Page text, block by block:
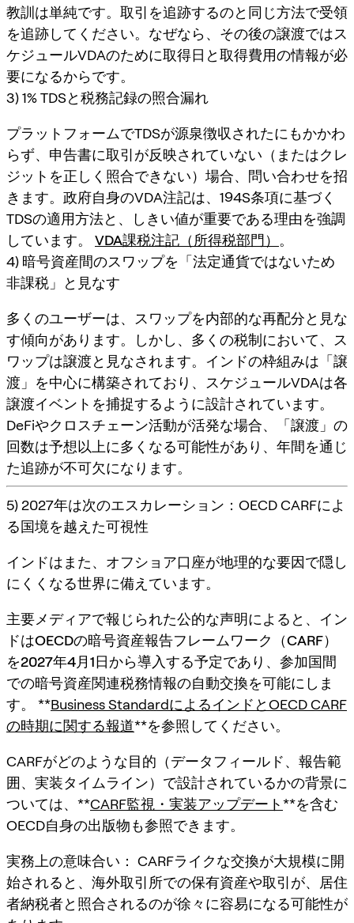
教訓は単純です。 取引を追跡するのと同じ方法で受領
を追跡してください。なぜなら、その後の譲渡ではス
ケジュールVDAのために取得日と取得費用の情報が必
要になるからです。
3) 1% TDSと税務記録の照合漏れ
プラットフォームでTDSが源泉徴収されたにもかかわ
らず、申告書に取引が反映されていない（またはクレ
ジットを正しく照合できない）場合、問い合わせを招
きます。政府自身のVDA注記は、194S条項に基づく
TDSの適用方法と、しきい値が重要である理由を強調
しています。 VDA課税注記（所得税部門） 。
4) 暗号資産間のスワップを「法定通貨ではないため
非課税」と見なす
多くのユーザーは、スワップを内部的な再配分と見な
す傾向があります。しかし、多くの税制において、ス
ワップは譲渡と見なされます。インドの枠組みは「譲
渡」を中心に構築されており、スケジュールVDAは各
譲渡イベントを捕捉するように設計されています。
DeFiやクロスチェーン活動が活発な場合、「譲渡」の
回数は予想以上に多くなる可能性があり、 年間を通じ
た追跡が不可欠になります。
5) 2027年は次のエスカレーション：OECD CARFによ
る国境を越えた可視性
インドはまた、オフショア口座が地理的な要因で隠し
にくくなる世界に備えています。
主要メディアで報じられた公的な声明によると、イン
ドはOECDの暗号資産報告フレームワーク（CARF）
を2027年4月1日から導入する予定であり、参加国間
での暗号資産関連税務情報の自動交換を可能にしま
す。 **Business StandardによるインドとOECD CARF
の時期に関する報道**を参照してください。
CARFがどのような目的（データフィールド、報告範
囲、実装タイムライン）で設計されているかの背景に
ついては、**CARF監視・実装アップデート**を含む
OECD自身の出版物も参照できます。
実務上の意味合い： CARFライクな交換が大規模に開
始されると、海外取引所での保有資産や取引が、居住
者納税者と照合されるのが徐々に容易になる可能性が